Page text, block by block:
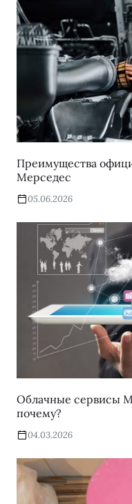
Преимущества
Мерседес
05.06.2026
Облачные сервисы
почему?
04.03.2026